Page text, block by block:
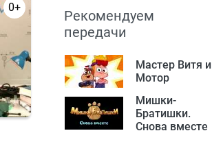
0+
Рекомендуем
передачи
Мастер Витя и
Мотор
Мишки-
Братишки.
Снова вместе